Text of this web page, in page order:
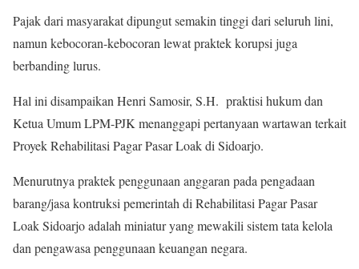
Pajak dari masyarakat dipungut semakin tinggi dari seluruh lini,
namun kebocoran-kebocoran lewat praktek korupsi juga
berbanding lurus.
Hal ini disampaikan Henri Samosir, S.H. praktisi hukum dan
Ketua Umum LPM-PJK menanggapi pertanyaan wartawan terkait
Proyek Rehabilitasi Pagar Pasar Loak di Sidoarjo.
Menurutnya praktek penggunaan anggaran pada pengadaan
barang/jasa kontruksi pemerintah di Rehabilitasi Pagar Pasar
Loak Sidoarjo adalah miniatur yang mewakili sistem tata kelola
dan pengawasa penggunaan keuangan negara.